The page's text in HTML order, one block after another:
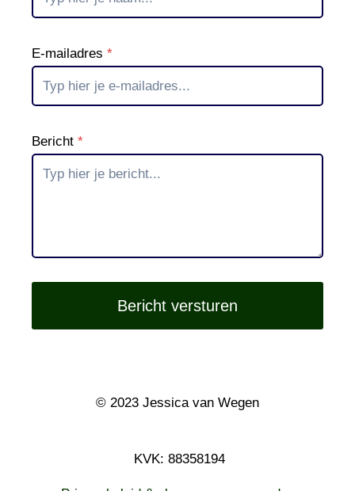
E-mailadres *
Bericht *
Bericht versturen
© 2023 Jessica van Wegen
KVK: 88358194